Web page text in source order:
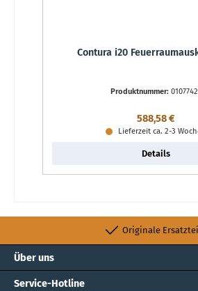
Contura i20
Produktnummer:
Regulärer
588,58 €
Lieferzeit ca. 2-3
Details
Originale
Über uns
Service-Hotline